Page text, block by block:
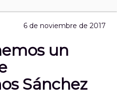
6 de noviembre de 2017
un
Sánchez